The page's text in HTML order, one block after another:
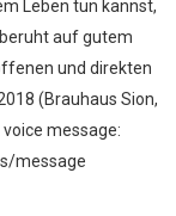
Leben tun kannst,
auf gutem
und direkten
(Brauhaus Sion,
message:
message